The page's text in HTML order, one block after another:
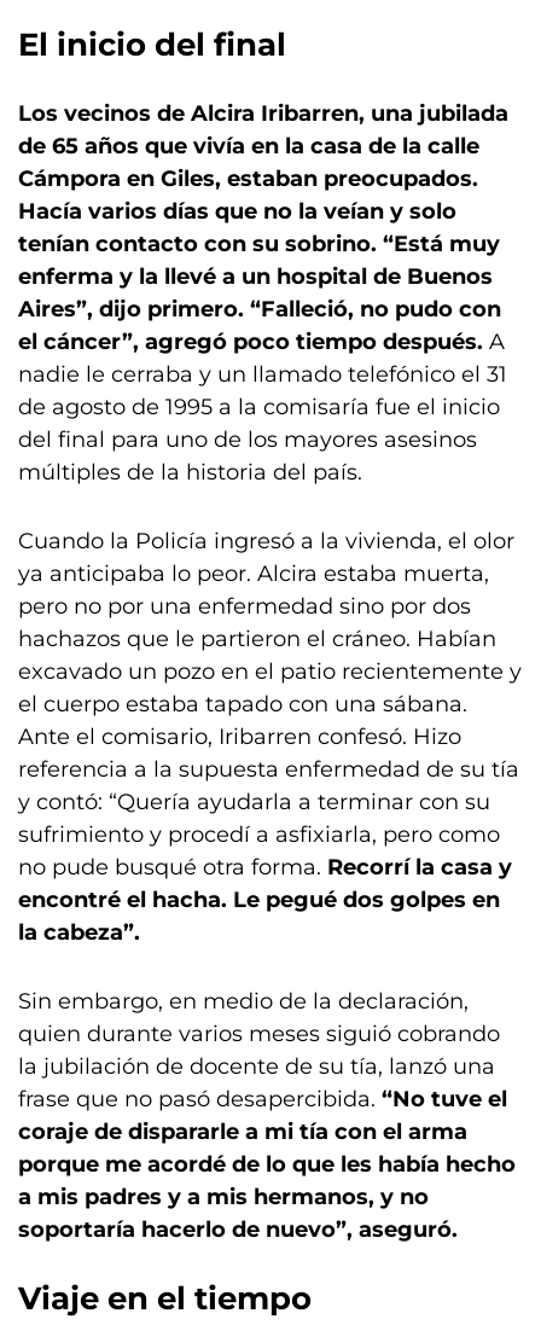
El inicio del final
Los vecinos de Alcira Iribarren, una jubilada
de 65 años que vivía en la casa de la calle
Cámpora en Giles, estaban preocupados.
Hacía varios días que no la veían y solo
tenían contacto con su sobrino. “Está muy
enferma y la llevé a un hospital de Buenos
Aires”, dijo primero. “Falleció, no pudo con
el cáncer”, agregó poco tiempo después. A
nadie le cerraba y un llamado telefónico el 31
de agosto de 1995 a la comisaría fue el inicio
del final para uno de los mayores asesinos
múltiples de la historia del país.
Cuando la Policía ingresó a la vivienda, el olor
ya anticipaba lo peor. Alcira estaba muerta,
pero no por una enfermedad sino por dos
hachazos que le partieron el cráneo. Habían
excavado un pozo en el patio recientemente y
el cuerpo estaba tapado con una sábana.
Ante el comisario, Iribarren confesó. Hizo
referencia a la supuesta enfermedad de su tía
y contó: “Quería ayudarla a terminar con su
sufrimiento y procedí a asfixiarla, pero como
no pude busqué otra forma. Recorrí la casa y
encontré el hacha. Le pegué dos golpes en
la cabeza”.
Sin embargo, en medio de la declaración,
quien durante varios meses siguió cobrando
la jubilación de docente de su tía, lanzó una
frase que no pasó desapercibida. “No tuve el
coraje de dispararle a mi tía con el arma
porque me acordé de lo que les había hecho
a mis padres y a mis hermanos, y no
soportaría hacerlo de nuevo”, aseguró.
Viaje en el tiempo